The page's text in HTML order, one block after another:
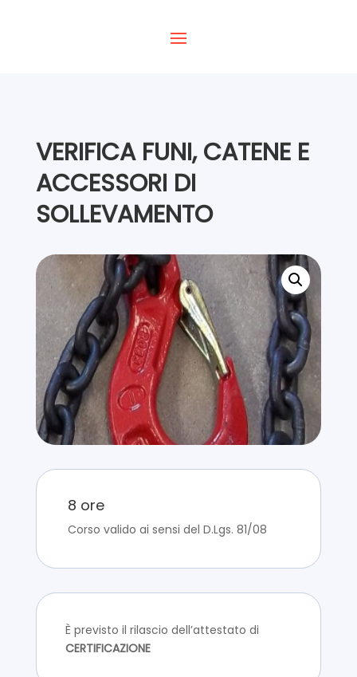
VERIFICA FUNI, CATENE E
ACCESSORI DI
SOLLEVAMENTO
8 ore
Corso valido ai sensi del D.Lgs. 81/08
È previsto il rilascio dell’attestato di
CERTIFICAZIONE